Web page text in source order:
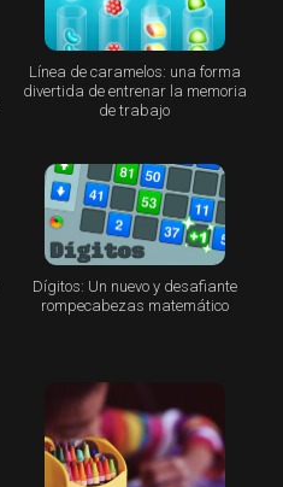
Línea de caramelos: una forma
divertida de entrenar la memoria
de trabajo
Dígitos: Un nuevo y desafiante
rompecabezas matemático